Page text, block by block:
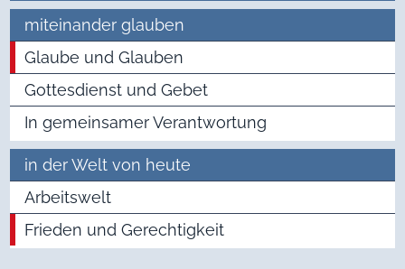
miteinander glauben
Glaube und Glauben
Gottesdienst und Gebet
In gemeinsamer Verantwortung
in der Welt von heute
Arbeitswelt
Frieden und Gerechtigkeit